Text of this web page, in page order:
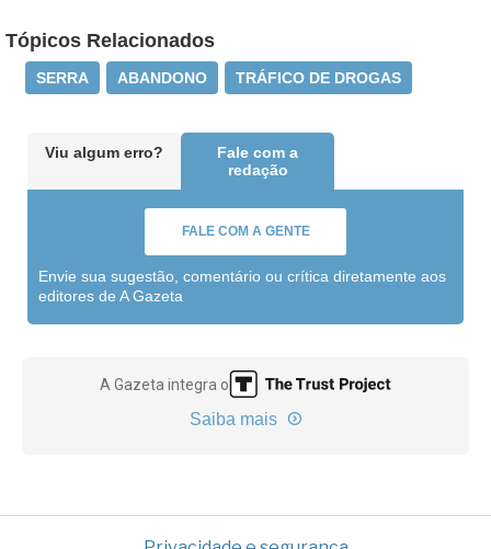
Tópicos Relacionados
SERRA ABANDONO TRÁFICO DE DROGAS
Viu algum erro?
Fale com a
redação
FALE COM A GENTE
Envie sua sugestão, comentário ou crítica diretamente aos
editores de A Gazeta
A Gazeta integra o
Saiba mais